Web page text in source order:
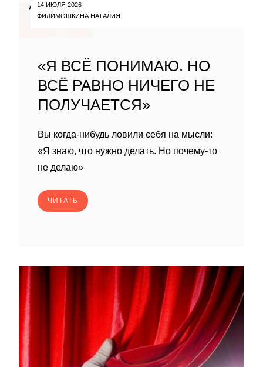
14 ИЮЛЯ 2026
ФИЛИМОШКИНА НАТАЛИЯ
«Я ВСЁ ПОНИМАЮ. НО
ВСЁ РАВНО НИЧЕГО НЕ
ПОЛУЧАЕТСЯ»
Вы когда-нибудь ловили себя на мысли:
«Я знаю, что нужно делать. Но почему-то
не делаю»
ЧИТАТЬ